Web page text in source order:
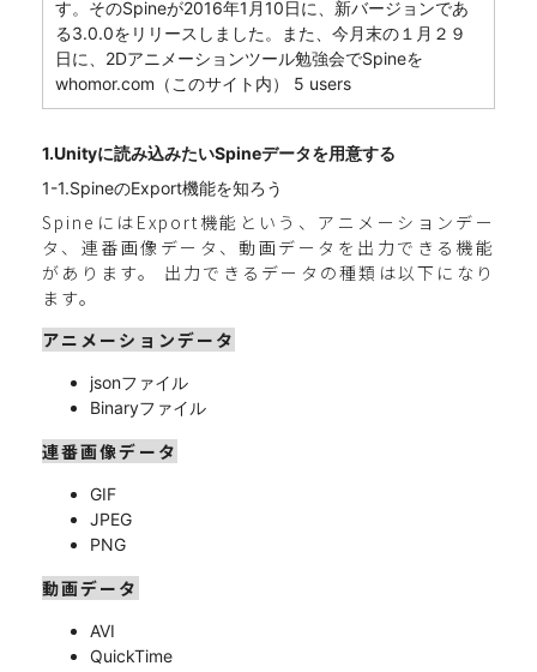
す。そのSpineが2016年1月10日に、新バージョンであ
る3.0.0をリリースしました。また、今月末の１月２９
日に、2Dアニメーションツール勉強会でSpineを
whomor.com（このサイト内） 5 users
1.Unityに読み込みたいSpineデータを用意する
1-1.SpineのExport機能を知ろう
SpineにはExport機能という、アニメーションデー
タ、連番画像データ、動画データを出力できる機能
があります。 出力できるデータの種類は以下になり
ます。
アニメーションデータ
jsonファイル
Binaryファイル
連番画像データ
GIF
JPEG
PNG
動画データ
AVI
QuickTime